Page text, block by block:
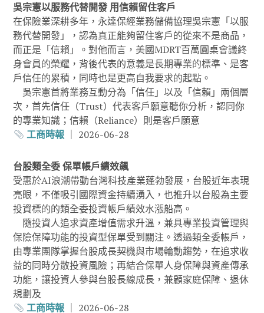
吳宗憲以服務代替開發 用信賴留住客戶
在保險業深耕多年，永達保經業務儲備協理吳宗憲「以服
務代替開發」，認為真正能夠留住客戶的從來不是商品，
而正是「信賴」。對他而言，美國MDRT百萬圓桌會議終
身會員的榮耀，背後代表的意義是長期專業的標準、是客
戶信任的累積，同時也是更高自我要求的起點。
吳宗憲首將業務互動分為「信任」以及「信賴」兩個層
次，首先信任（Trust）代表客戶願意聽你分析，認同你
的專業知識；信賴（Reliance）則是客戶願意
工商時報｜ 2026-06-28
台股類全委 保單帳戶績效飆
受惠於AI浪潮帶動台灣科技產業蓬勃發展，台股近年表現
亮眼，不僅吸引國際資金持續湧入，也推升以台股為主要
投資標的的類全委投資帳戶績效水漲船高。
隨投資人追求資產增值需求升溫，兼具專業投資管理與
保險保障功能的投資型保單受到關注。透過類全委帳戶，
由專業團隊掌握台股成長契機與市場輪動趨勢，在追求收
益的同時分散投資風險；再結合保單人身保障與資產傳承
功能，讓投資人參與台股長線成長，兼顧家庭保障、退休
規劃及
工商時報｜ 2026-06-28